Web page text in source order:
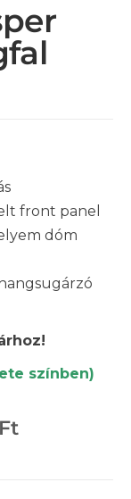
front panel
dóm
színben)
Ft